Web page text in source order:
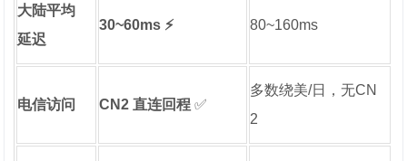
大陆平均
延迟
30~60ms ⚡ 80~160ms
电信访问 CN2 直连回程 ✅
多数绕美/日，无CN
2